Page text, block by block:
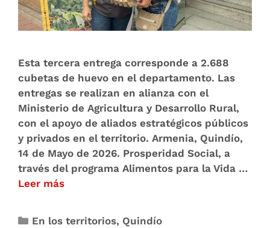
Esta tercera entrega corresponde a 2.688
cubetas de huevo en el departamento. Las
entregas se realizan en alianza con el
Ministerio de Agricultura y Desarrollo Rural,
con el apoyo de aliados estratégicos públicos
y privados en el territorio. Armenia, Quindío,
14 de Mayo de 2026. Prosperidad Social, a
través del programa Alimentos para la Vida …
Leer más
En los territorios, Quindío